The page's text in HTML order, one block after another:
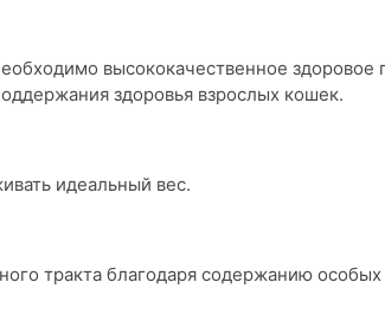
высококачественное здоровое
здоровья взрослых кошек.
идеальный вес.
тракта благодаря содержанию особых